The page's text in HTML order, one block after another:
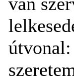
útvonal: